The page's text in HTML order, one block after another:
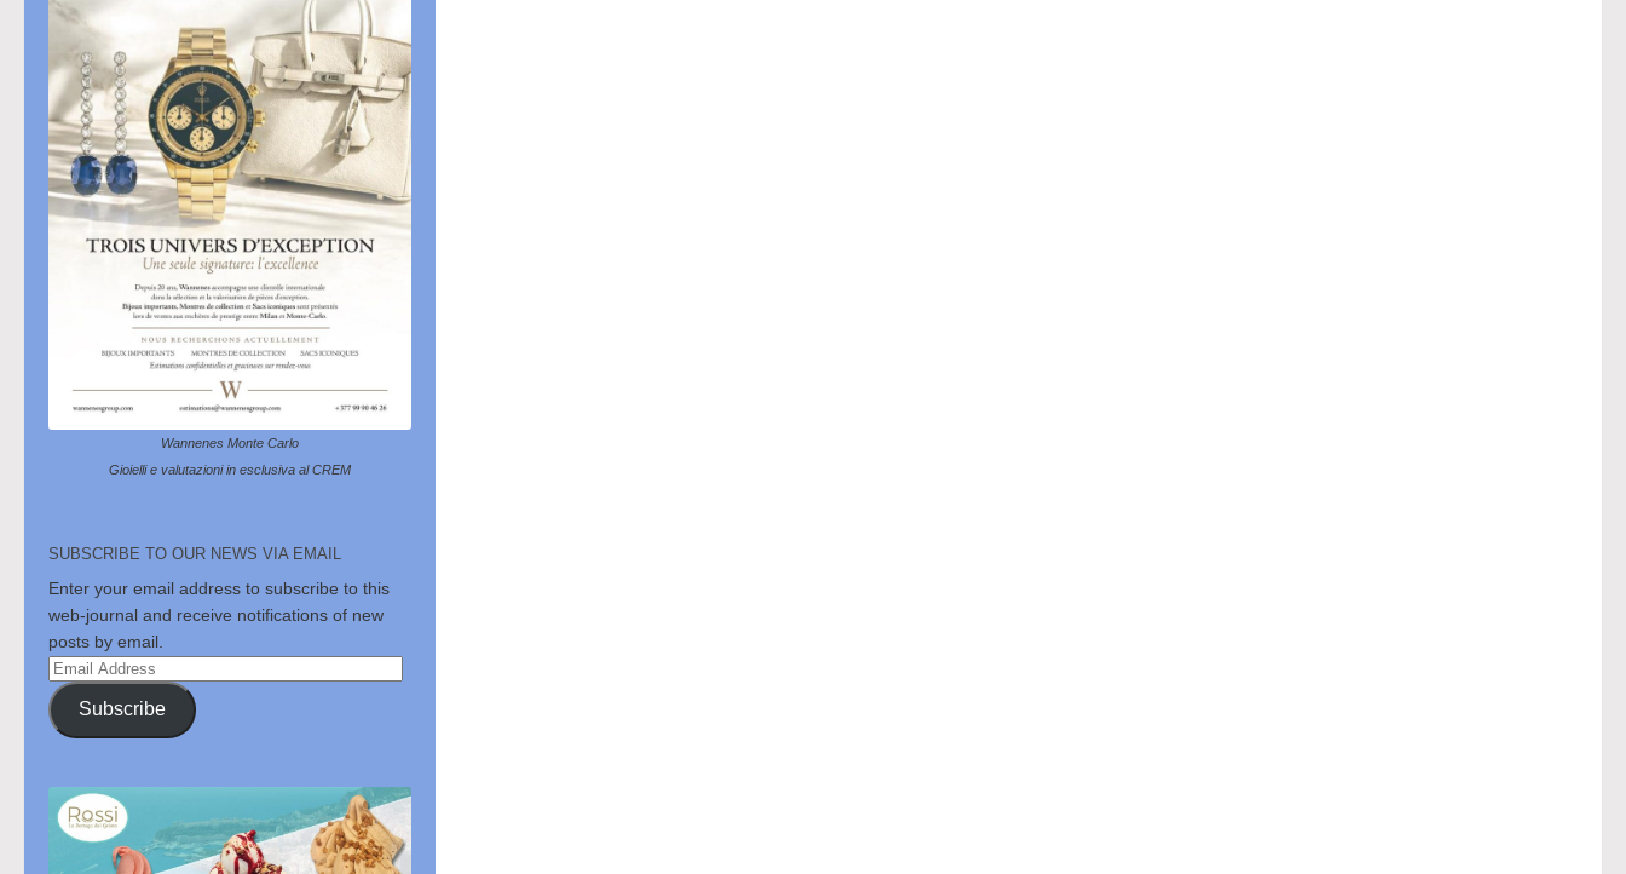
Wannenes Monte Carlo
Gioielli e valutazioni in esclusiva al CREM
SUBSCRIBE TO OUR NEWS VIA EMAIL
Enter your email address to subscribe to this
web-journal and receive notifications of new
posts by email.
Email
Address
Subscribe